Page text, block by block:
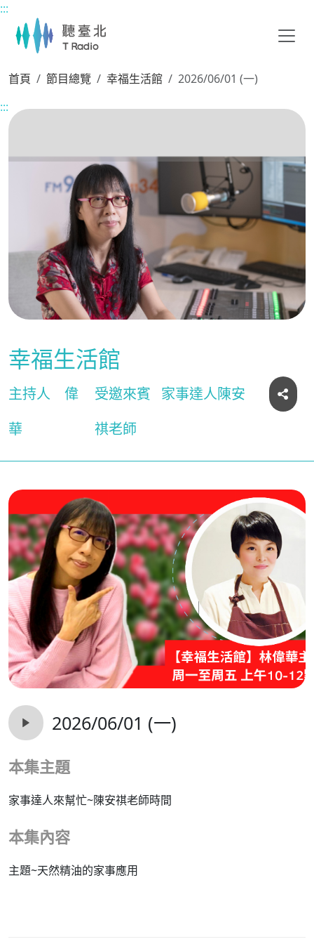
主要內容區塊
:::
首頁 節目總覽 幸福生活館
2026/06/01 (一)
:::
幸福生活館
主持人
偉
華
受邀來賓
家事達人陳安
祺老師
2026/06/01 (一)
本集主題
家事達人來幫忙~陳安祺老師時間
本集內容
主題~天然精油的家事應用